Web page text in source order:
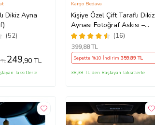
Dikiz Ayna
(52)
249,90 TL
Taksitlerle
Kişiye Özel Çift Taraflı Dikiz
Aynası Fotoğraf Askısı –
Şarkılı Tasarım Araç Süsü
(16)
Kargo Bedava
399,88 TL
Sepette %10 İndirim 359,89 TL
38,38 TL'den Başlayan Taksitlerle